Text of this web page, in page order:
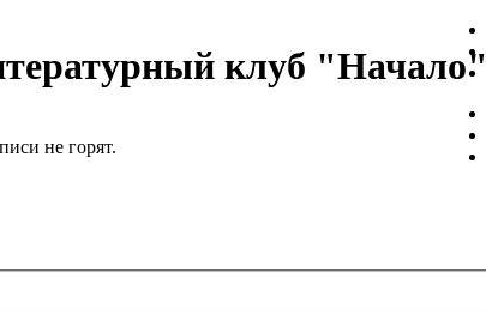
клуб "Начало"
не горят.